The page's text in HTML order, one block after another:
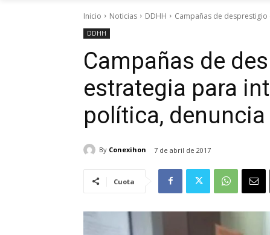
Inicio Noticias DDHH Campañas de
DDHH
Campañas de
estrategia para
política, denuncia
By Conexihon 7 de abril de 2017
Cuota